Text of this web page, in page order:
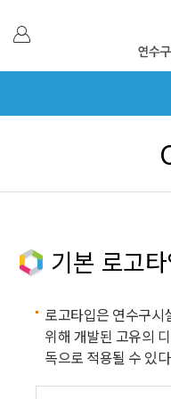
기본 로고
로고타입은 연수구시
위해 개발된 고유의
독으로 적용될 수 있